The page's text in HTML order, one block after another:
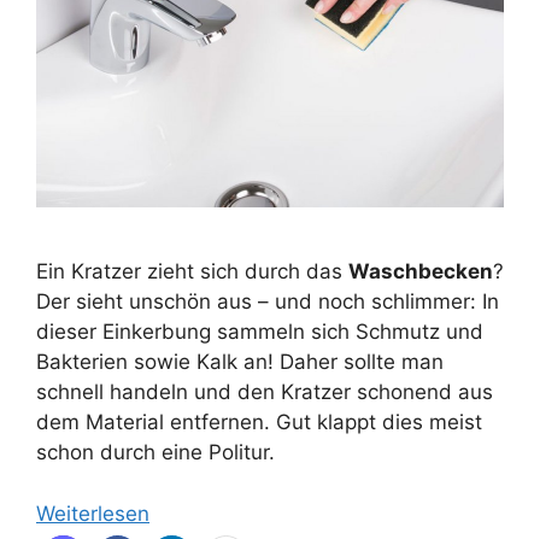
Ein Kratzer zieht sich durch das Waschbecken?
Der sieht unschön aus – und noch schlimmer: In
dieser Einkerbung sammeln sich Schmutz und
Bakterien sowie Kalk an! Daher sollte man
schnell handeln und den Kratzer schonend aus
dem Material entfernen. Gut klappt dies meist
schon durch eine Politur.
Weiterlesen